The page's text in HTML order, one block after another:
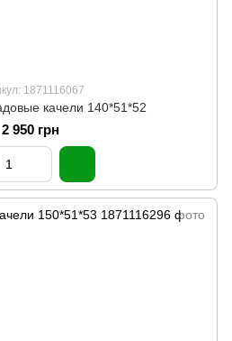
1871116067
качели 140*51*52
2 950 грн